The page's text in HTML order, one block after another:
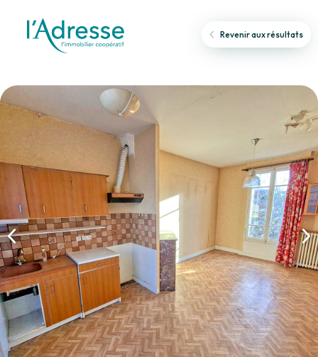
Revenir aux résultats